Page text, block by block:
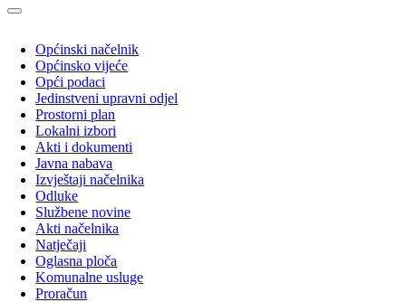
Općinski načelnik
Općinsko vijeće
Opći podaci
Jedinstveni upravni odjel
Prostorni plan
Lokalni izbori
Akti i dokumenti
Javna nabava
Izvještaji načelnika
Odluke
Službene novine
Akti načelnika
Natječaji
Oglasna ploča
Komunalne usluge
Proračun